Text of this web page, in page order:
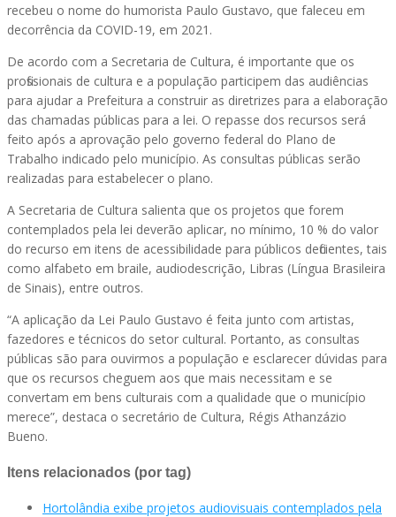
recebeu o nome do humorista Paulo Gustavo, que faleceu em
decorrência da COVID-19, em 2021.
De acordo com a Secretaria de Cultura, é importante que os
profissionais de cultura e a população participem das audiências
para ajudar a Prefeitura a construir as diretrizes para a elaboração
das chamadas públicas para a lei. O repasse dos recursos será
feito após a aprovação pelo governo federal do Plano de
Trabalho indicado pelo município. As consultas públicas serão
realizadas para estabelecer o plano.
A Secretaria de Cultura salienta que os projetos que forem
contemplados pela lei deverão aplicar, no mínimo, 10 % do valor
do recurso em itens de acessibilidade para públicos deficientes, tais
como alfabeto em braile, audiodescrição, Libras (Língua Brasileira
de Sinais), entre outros.
“A aplicação da Lei Paulo Gustavo é feita junto com artistas,
fazedores e técnicos do setor cultural. Portanto, as consultas
públicas são para ouvirmos a população e esclarecer dúvidas para
que os recursos cheguem aos que mais necessitam e se
convertam em bens culturais com a qualidade que o município
merece”, destaca o secretário de Cultura, Régis Athanzázio
Bueno.
Itens relacionados (por tag)
Hortolândia exibe projetos audiovisuais contemplados pela